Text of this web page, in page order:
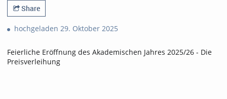
Share
hochgeladen 29. Oktober 2025
Feierliche Eröffnung des Akademischen Jahres 2025/26 - Die
Preisverleihung